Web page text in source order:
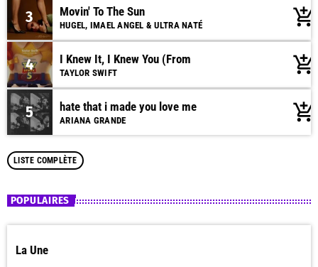
3 Movin' To The Sun
HUGEL, IMAEL ANGEL & ULTRA NATÉ add_shopping_cart
4 I Knew It, I Knew You (From
TAYLOR SWIFT add_shopping_cart
5 hate that i made you love me
ARIANA GRANDE add_shopping_cart
LISTE COMPLÈTE
POPULAIRES
La Une